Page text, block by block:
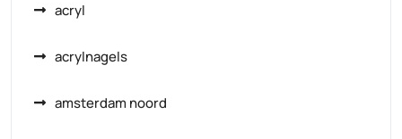
acryl
acrylnagels
amsterdam noord